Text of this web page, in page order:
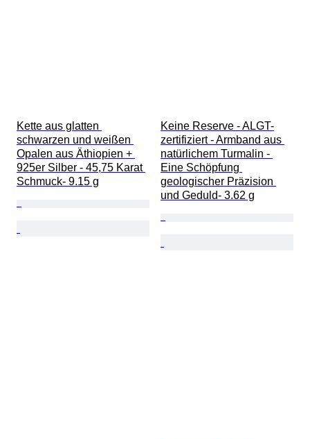
Kette aus glatten
schwarzen und weißen
Opalen aus Äthiopien +
925er Silber - 45,75 Karat
Schmuck- 9.15 g
Keine Reserve - ALGT-
zertifiziert - Armband aus
natürlichem Turmalin -
Eine Schöpfung
geologischer Präzision
und Geduld- 3.62 g